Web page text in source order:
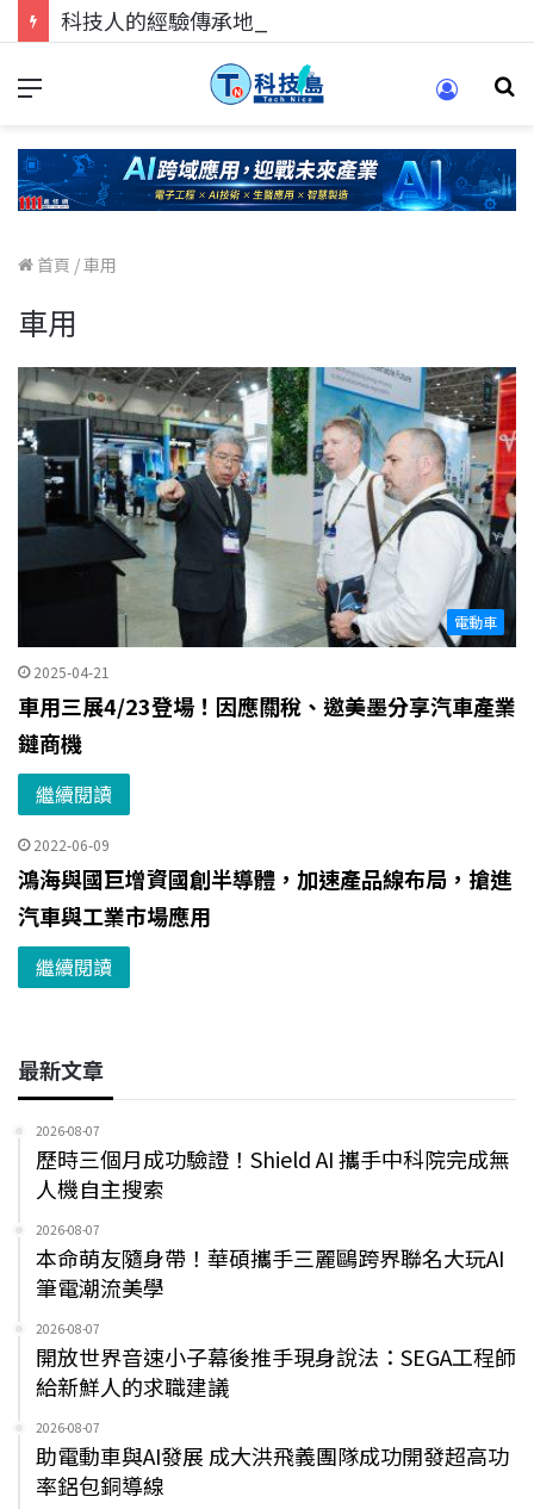
首頁 /車用
車用
電動車
2025-04-21
車用三展4/23登場！因應關稅、邀美墨分享汽車產業
鏈商機
繼續閱讀
2022-06-09
鴻海與國巨增資國創半導體，加速產品線布局，搶進
汽車與工業市場應用
繼續閱讀
最新文章
2026-08-07
歷時三個月成功驗證！Shield AI 攜手中科院完成無
人機自主搜索
2026-08-07
本命萌友隨身帶！華碩攜手三麗鷗跨界聯名大玩AI
筆電潮流美學
2026-08-07
開放世界音速小子幕後推手現身說法：SEGA工程師
給新鮮人的求職建議
2026-08-07
助電動車與AI發展 成大洪飛義團隊成功開發超高功
率鋁包銅導線